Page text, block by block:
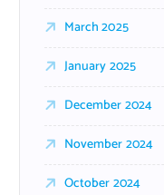
March 2025
January 2025
December 2024
November 2024
October 2024